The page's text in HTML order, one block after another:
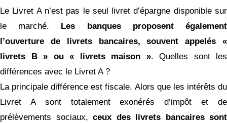
Le Livret A n’est pas le seul livret d’épargne disponible sur
le marché.
Les banques proposent également
l’ouverture de livrets bancaires, souvent appelés «
livrets B » ou « livrets maison ». Quelles sont les
différences avec le Livret A ?
La principale différence est fiscale. Alors que les intérêts du
Livret A sont totalement exonérés d’impôt et de
prélèvements sociaux, ceux des livrets bancaires sont